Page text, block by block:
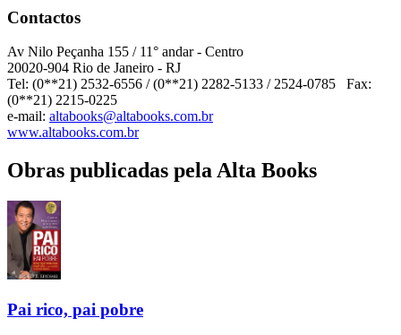
Contactos
Av Nilo Peçanha 155 / 11° andar - Centro
20020-904 Rio de Janeiro - RJ
Tel: (0**21) 2532-6556 / (0**21) 2282-5133 / 2524-0785 Fax:
(0**21) 2215-0225
e-mail: altabooks@altabooks.com.br
www.altabooks.com.br
Obras publicadas pela Alta Books
Pai rico, pai pobre